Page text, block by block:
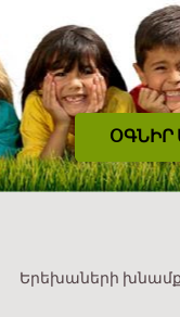
ՕԳՆԻՐ
Երեխաների